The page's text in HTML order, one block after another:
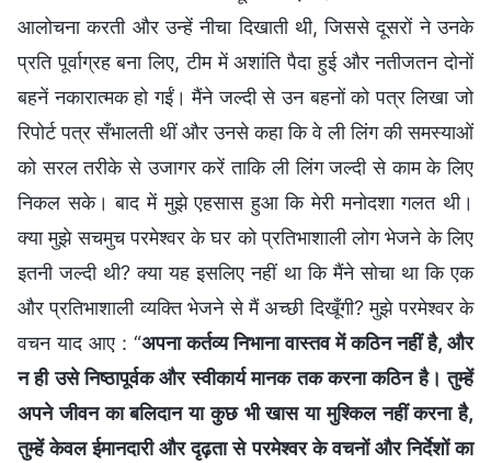
आलोचना करती और उन्हें नीचा दिखाती थी, जिससे दूसरों ने उनके
प्रति पूर्वाग्रह बना लिए, टीम में अशांति पैदा हुई और नतीजतन दोनों
बहनें नकारात्मक हो गईं। मैंने जल्दी से उन बहनों को पत्र लिखा जो
रिपोर्ट पत्र सँभालती थीं और उनसे कहा कि वे ली लिंग की समस्याओं
को सरल तरीके से उजागर करें ताकि ली लिंग जल्दी से काम के लिए
निकल सके। बाद में मुझे एहसास हुआ कि मेरी मनोदशा गलत थी।
क्या मुझे सचमुच परमेश्वर के घर को प्रतिभाशाली लोग भेजने के लिए
इतनी जल्दी थी? क्या यह इसलिए नहीं था कि मैंने सोचा था कि एक
और प्रतिभाशाली व्यक्ति भेजने से मैं अच्छी दिखूँगी? मुझे परमेश्वर के
वचन याद आए : “अपना कर्तव्य निभाना वास्तव में कठिन नहीं है, और
न ही उसे निष्ठापूर्वक और स्वीकार्य मानक तक करना कठिन है। तुम्हें
अपने जीवन का बलिदान या कुछ भी खास या मुश्किल नहीं करना है,
तुम्हें केवल ईमानदारी और दृढ़ता से परमेश्वर के वचनों और निर्देशों का